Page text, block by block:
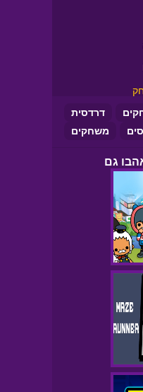
דרדסית
משחקים
גם